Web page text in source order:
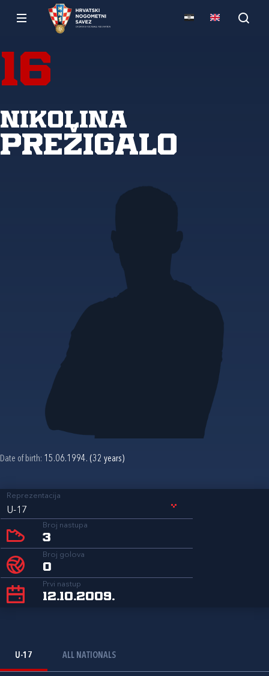
16
Nikolina
Prežigalo
Date of birth: 15.06.1994. (32 years)
Reprezentacija
U-17
Broj nastupa
3
Broj golova
0
Prvi nastup
12.10.2009.
U-17 ALL NATIONALS